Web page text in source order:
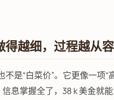
得越细，过程越从容
不是“白菜价”。它更像一项“
息掌握全了，38 k 美金就